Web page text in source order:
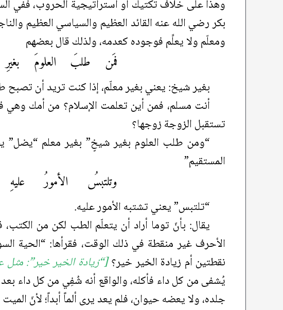
وهذا على خلاف تكتيك أو استراتيجية الحروب، ففي
بكر رضي الله عنه القائد العظيم والسياسي العظيم
ومعلّم ولا يعلِّم فوجوده كعدمه، ولذلك قال بعضهم
فمَن طلبَ العلومَ
بغير شيخ: يعني بغير معلّم، إذا كنت تريد أن
أنت مسلم، فمن أين تعلمت الإسلام؟ من أمك
تستقبل الزوجة زوجها؟
“ومن طلب العلوم بغير شيخٍ” بغير معلم “يضل”
المستقيم”
وتلتبسُ الأمورُ
“تلتبس” يعني تشتبه الأمور عليه.
يقال: بأنّ توما أراد أن يتعلّم الطب لكن من
الأحرف غير منقطة في ذلك الوقت، فقرأها: “الحية
نقطتين أم زيادة الخير خير؟[“زيادة الخير خير”: مثل
يُشفى من كل داء فأكله، والواقع أنه شُفِي من كل داء بعد
جلده، ولا يعضه حيوان، فلم يعد يرى ألماً أبداً؛ لأنّ